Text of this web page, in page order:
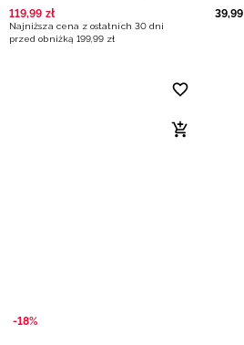
multikolor
119,99 zł
Najniższa cena z ostatnich 30 dni
przed obniżką 199,99 zł
39,99
-18%